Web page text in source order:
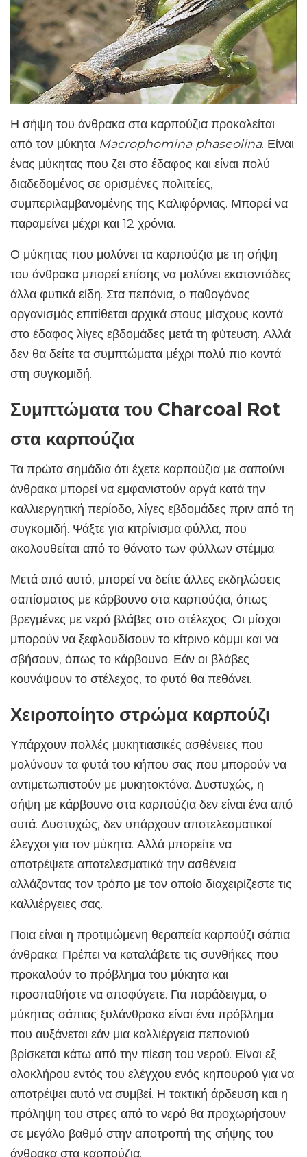
Η σήψη του άνθρακα στα καρπούζια προκαλείται
από τον μύκητα Macrophomina phaseolina. Είναι
ένας μύκητας που ζει στο έδαφος και είναι πολύ
διαδεδομένος σε ορισμένες πολιτείες,
συμπεριλαμβανομένης της Καλιφόρνιας. Μπορεί να
παραμείνει μέχρι και 12 χρόνια.
Ο μύκητας που μολύνει τα καρπούζια με τη σήψη
του άνθρακα μπορεί επίσης να μολύνει εκατοντάδες
άλλα φυτικά είδη. Στα πεπόνια, ο παθογόνος
οργανισμός επιτίθεται αρχικά στους μίσχους κοντά
στο έδαφος λίγες εβδομάδες μετά τη φύτευση. Αλλά
δεν θα δείτε τα συμπτώματα μέχρι πολύ πιο κοντά
στη συγκομιδή.
Συμπτώματα του Charcoal Rot
στα καρπούζια
Τα πρώτα σημάδια ότι έχετε καρπούζια με σαπούνι
άνθρακα μπορεί να εμφανιστούν αργά κατά την
καλλιεργητική περίοδο, λίγες εβδομάδες πριν από τη
συγκομιδή. Ψάξτε για κιτρίνισμα φύλλα, που
ακολουθείται από το θάνατο των φύλλων στέμμα.
Μετά από αυτό, μπορεί να δείτε άλλες εκδηλώσεις
σαπίσματος με κάρβουνο στα καρπούζια, όπως
βρεγμένες με νερό βλάβες στο στέλεχος. Οι μίσχοι
μπορούν να ξεφλουδίσουν το κίτρινο κόμμι και να
σβήσουν, όπως το κάρβουνο. Εάν οι βλάβες
κουνάψουν το στέλεχος, το φυτό θα πεθάνει.
Χειροποίητο στρώμα καρπούζι
Υπάρχουν πολλές μυκητιασικές ασθένειες που
μολύνουν τα φυτά του κήπου σας που μπορούν να
αντιμετωπιστούν με μυκητοκτόνα. Δυστυχώς, η
σήψη με κάρβουνο στα καρπούζια δεν είναι ένα από
αυτά. Δυστυχώς, δεν υπάρχουν αποτελεσματικοί
έλεγχοι για τον μύκητα. Αλλά μπορείτε να
αποτρέψετε αποτελεσματικά την ασθένεια
αλλάζοντας τον τρόπο με τον οποίο διαχειρίζεστε τις
καλλιέργειες σας.
Ποια είναι η προτιμώμενη θεραπεία καρπούζι σάπια
άνθρακα; Πρέπει να καταλάβετε τις συνθήκες που
προκαλούν το πρόβλημα του μύκητα και
προσπαθήστε να αποφύγετε. Για παράδειγμα, ο
μύκητας σάπιας ξυλάνθρακα είναι ένα πρόβλημα
που αυξάνεται εάν μια καλλιέργεια πεπονιού
βρίσκεται κάτω από την πίεση του νερού. Είναι εξ
ολοκλήρου εντός του ελέγχου ενός κηπουρού για να
αποτρέψει αυτό να συμβεί. Η τακτική άρδευση και η
πρόληψη του στρες από το νερό θα προχωρήσουν
σε μεγάλο βαθμό στην αποτροπή της σήψης του
άνθρακα στα καρπούζια.